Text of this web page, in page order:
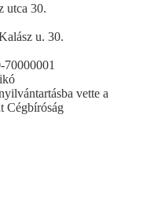
utca 30.
u. 30.
70000001
vette a
Cégbíróság